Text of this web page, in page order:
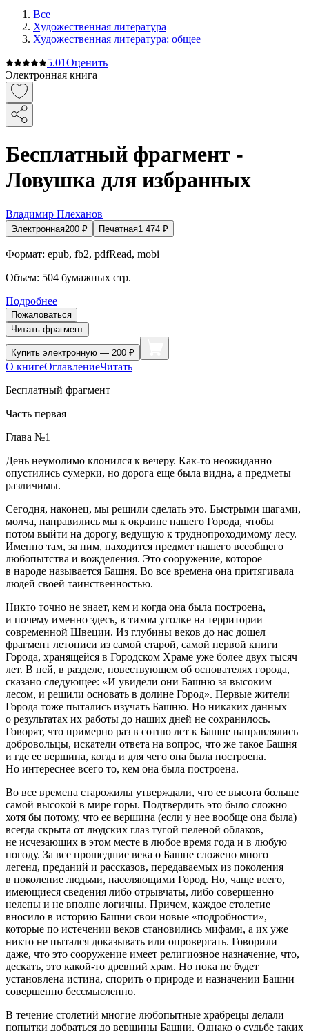
Все
Художественная литература
Художественная литература: общее
5.01Оценить
Электронная книга
Бесплатный фрагмент -
Ловушка для избранных
Владимир Плеханов
Электронная200 ₽ Печатная1 474 ₽
Формат: epub, fb2, pdfRead, mobi
Объем: 504 бумажных стр.
Подробнее
Пожаловаться
Читать фрагмент
Купить электронную — 200 ₽
О книгеОглавлениеЧитать
Бесплатный фрагмент
Часть первая
Глава №1
День неумолимо клонился к вечеру. Как-то неожиданно
опустились сумерки, но дорога еще была видна, а предметы
различимы.
Сегодня, наконец, мы решили сделать это. Быстрыми шагами,
молча, направились мы к окраине нашего Города, чтобы
потом выйти на дорогу, ведущую к труднопроходимому лесу.
Именно там, за ним, находится предмет нашего всеобщего
любопытства и вожделения. Это сооружение, которое
в народе называется Башня. Во все времена она притягивала
людей своей таинственностью.
Никто точно не знает, кем и когда она была построена,
и почему именно здесь, в тихом уголке на территории
современной Швеции. Из глубины веков до нас дошел
фрагмент летописи из самой старой, самой первой книги
Города, хранящейся в Городском Храме уже более двух тысяч
лет. В ней, в разделе, повествующем об основателях города,
сказано следующее: «И увидели они Башню за высоким
лесом, и решили основать в долине Город». Первые жители
Города тоже пытались изучать Башню. Но никаких данных
о результатах их работы до наших дней не сохранилось.
Говорят, что примерно раз в сотню лет к Башне направлялись
добровольцы, искатели ответа на вопрос, что же такое Башня
и где ее вершина, когда и для чего она была построена.
Но интереснее всего то, кем она была построена.
Во все времена старожилы утверждали, что ее высота больше
самой высокой в мире горы. Подтвердить это было сложно
хотя бы потому, что ее вершина (если у нее вообще она была)
всегда скрыта от людских глаз тугой пеленой облаков,
не исчезающих в этом месте в любое время года и в любую
погоду. За все прошедшие века о Башне сложено много
легенд, преданий и рассказов, передаваемых из поколения
в поколение людьми, населяющими Город. Но, чаще всего,
имеющиеся сведения либо отрывчаты, либо совершенно
нелепы и не вполне логичны. Причем, каждое столетие
вносило в историю Башни свои новые «подробности»,
которые по истечении веков становились мифами, а их уже
никто не пытался доказывать или опровергать. Говорили
даже, что это сооружение имеет религиозное назначение, что,
дескать, это какой-то древний храм. Но пока не будет
установлена истина, спорить о природе и назначении Башни
совершенно бессмысленно.
В течение столетий многие любопытные храбрецы делали
попытки добраться до вершины Башни. Однако о судьбе таких